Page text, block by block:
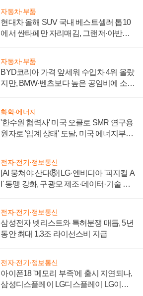
자동차·부품
현대차 올해 SUV 국내 베스트셀러 톱10
에서 싼타페만 자리매김, 그랜저·아반떼
자동차·부품
BYD코리아 가격 앞세워 수입차 4위 올랐
지만, BMW·벤츠보다 높은 공임비에 소비
화학·에너지
'한수원 협력사' 미국 오클로 SMR 연구용
원자로 '임계 상태' 도달, 미국 에너지부
전자·전기·정보통신
[AI 뭉쳐야 산다⑧] LG·엔비디아 '피지컬 A
I' 동맹 강화, 구광모 제조·데이터·기술 결
전자·전기·정보통신
삼성전자 넷리스트와 특허분쟁 매듭, 5년
동안 최대 1.3조 라이선스비 지급
전자·전기·정보통신
아이폰18 '메모리 부족'에 출시 지연되나,
삼성디스플레이 LG디스플레이 LG이노